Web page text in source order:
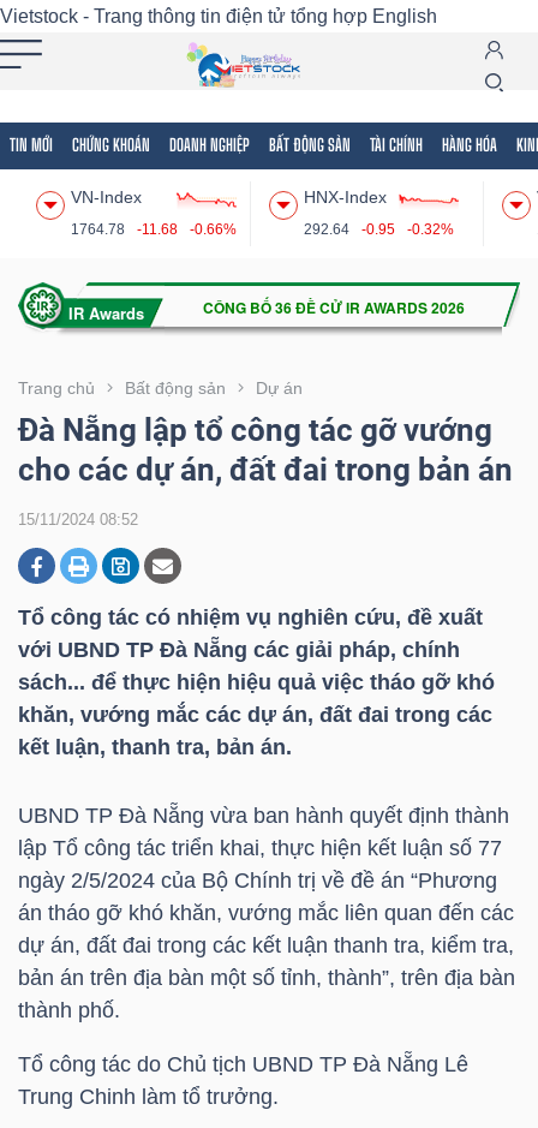
Vietstock - Trang thông tin điện tử tổng hợp English
TIN MỚI CHỨNG KHOÁN DOANH NGHIỆP BẤT ĐỘNG SẢN TÀI CHÍNH HÀNG HÓA
VN-Index
1764.78 -11.68 -0.66%
HNX-Index
292.64 -0.95 -0.32%
Trang chủ Bất động sản Dự án
Đà Nẵng lập tổ công tác gỡ vướng
cho các dự án, đất đai trong bản án
15/11/2024 08:52
Tổ công tác có nhiệm vụ nghiên cứu, đề xuất
với UBND TP Đà Nẵng các giải pháp, chính
sách... để thực hiện hiệu quả việc tháo gỡ khó
khăn, vướng mắc các dự án, đất đai trong các
kết luận, thanh tra, bản án.
UBND TP Đà Nẵng vừa ban hành quyết định thành
lập Tổ công tác triển khai, thực hiện kết luận số 77
ngày 2/5/2024 của Bộ Chính trị về đề án “Phương
án tháo gỡ khó khăn, vướng mắc liên quan đến các
dự án, đất đai trong các kết luận thanh tra, kiểm tra,
bản án trên địa bàn một số tỉnh, thành”, trên địa bàn
thành phố.
Tổ công tác do Chủ tịch UBND TP Đà Nẵng Lê
Trung Chinh làm tổ trưởng.
Tất cả Tính năng Ngành Mã chứng khoán
Tính
(-)
VIETSTOCK
CHỨNG
DOANH
NGHIỆP
TÀI
CHÍNH
HÀNG